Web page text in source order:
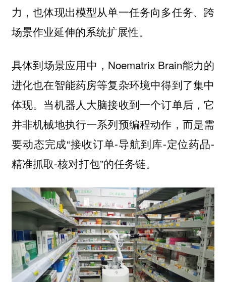
力，也体现出模型从单一任务向多任务、跨
场景作业延伸的系统扩展性。
具体到场景应用中，Noematrix Brain能力的
进化也在智能药房等复杂环境中得到了集中
体现。当机器人大脑接收到一个订单后，它
并非机械地执行一系列预编程动作，而是需
要动态完成“接收订单-导航到库-定位药品-
精准抓取-核对打包”的任务链。